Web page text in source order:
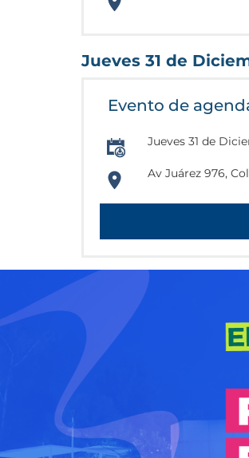
https://
Jueves 31 de
Evento de
Jueves 31 de
https://
Av Juárez 976,